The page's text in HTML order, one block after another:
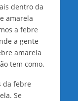
dentro da
amarela
a febre
a gente
amarela
tem como.
da febre
Se